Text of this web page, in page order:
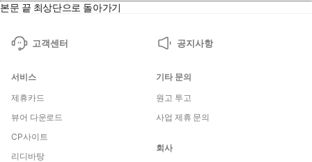
본문 끝 최상단으로 돌아가기
고객센터 공지사항
서비스
제휴카드
뷰어 다운로드
CP사이트
리디바탕
기타 문의
원고 투고
사업 제휴 문의
회사